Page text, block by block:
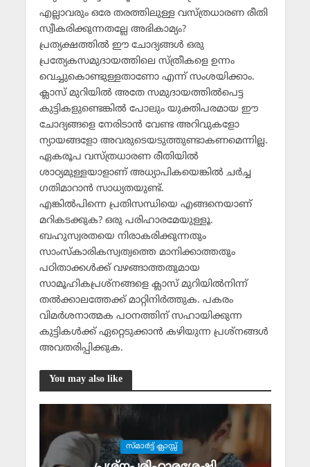
എല്ലാവരും ഒരേ തരത്തിലുള്ള വസ്ത്രധാരണ രീതി
സ്വീകരിക്കുന്നതല്ലേ അഭികാമ്യം?
പ്രത്യക്ഷത്തില്‍ ഈ ചോദ്യങ്ങള്‍ ഒരു
പ്രത്യേകസമുദായത്തിലെ സ്ത്രീകളെ ഉന്നം
വെച്ചുകൊണ്ടുള്ളതാണോ എന്ന് സംശയിക്കാം.
ക്ലാസ് മുറിയില്‍ അതേ സമുദായത്തില്‍പെട്ട
കുട്ടികളുണ്ടെങ്കില്‍ പോലും യുക്തിപരമായ ഈ
ചോദ്യങ്ങളെ നേരിടാന്‍ വേണ്ട അറിവുകളോ
ന്യായങ്ങളോ അവരുടെയടുത്തുണ്ടാകണമെന്നില്ല.
ഏകരൂപ വസ്ത്രധാരണ രീതിയില്‍
ശാഠ്യമുള്ളയാളാണ് അധ്യാപികയെങ്കില്‍ ചര്‍ച്ച
ഗതിമാറാന്‍ സാധ്യതയുണ്ട്.
എങ്കില്‍പിന്നെ പ്രതിസന്ധിയെ എങ്ങനെയാണ്
മറികടക്കുക? ഒരു പരിഹാരമേയുള്ളൂ.
ബഹുസ്വരതയെ നിരാകരിക്കുന്നതും
സാംസ്‌കാരികസ്വത്വത്തെ മാനിക്കാത്തതും
പഠിതാക്കള്‍ക്ക് വഴങ്ങാത്തതുമായ
സാമൂഹികപ്രശ്‌നങ്ങളെ ക്ലാസ് മുറിയില്‍നിന്ന്
തല്‍ക്കാലത്തേക്ക് മാറ്റിനിര്‍ത്തുക. പകരം
വിമര്‍ശനാത്മക പഠനത്തിന് സഹായിക്കുന്ന
കുട്ടികള്‍ക്ക് ഏറ്റെടുക്കാന്‍ കഴിയുന്ന പ്രശ്‌നങ്ങള്‍
അവതരിപ്പിക്കുക.
You may also like
സ്മാര്‍ട്ട് ക്ലാസ്സ്‌